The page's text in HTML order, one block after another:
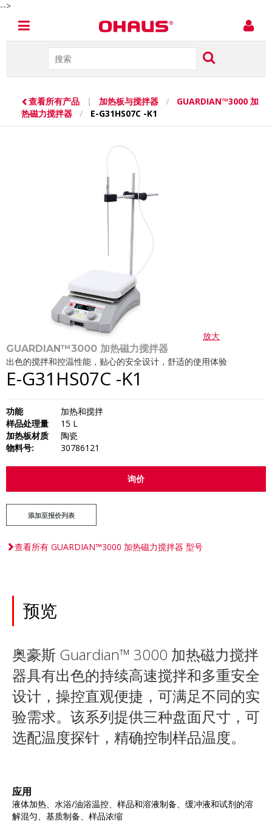
-->
查看所有产品 | 加热板与搅拌器 /
GUARDIAN™3000 加
热磁力搅拌器
/ E-G31HS07C -K1
放大
GUARDIAN™3000 加热磁力搅拌器
出色的搅拌和控温性能，贴心的安全设计，舒适的使用体验
E-G31HS07C -K1
功能
加热和搅拌
样品处理量
15 L
加热板材质
陶瓷
物料号:
30786121
询价
添加至报价列表
查看所有 GUARDIAN™3000 加热磁力搅拌器 型号
预览
奥豪斯 Guardian™ 3000 加热磁力搅拌
器具有出色的持续高速搅拌和多重安全
设计，操控直观便捷，可满足不同的实
验需求。该系列提供三种盘面尺寸，可
选配温度探针，精确控制样品温度。
应用
液体加热、水浴/油浴温控、样品和溶液制备、缓冲液和试剂的溶
解混匀、基质制备、样品浓缩